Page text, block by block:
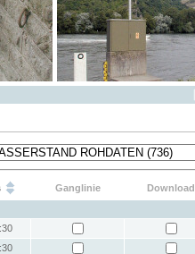
Ganglinie Download